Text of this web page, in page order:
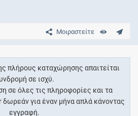
Μοιραστείτε
πλήρους καταχώρησης απαιτείται
σε ισχύ.
σε όλες τις πληροφορίες και τα
δωρεάν για έναν μήνα απλά κάνοντας
εγγραφή.